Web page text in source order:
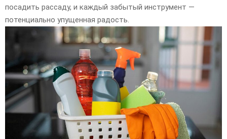
посадить рассаду, и каждый забытый инструмент —
потенциально упущенная радость.